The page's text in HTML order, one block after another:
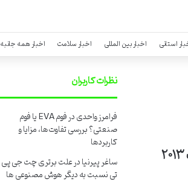
استانی اخبار بین المللی اخبار سلامت اخبار همه جانبه
خلاصه کتاب آموزش حرفه ای پاورپوینت ۲۰۱۳
نظرات کاربران
فرامرز واحدیدر فوم EVA یا فوم
صنعتی؟ بررسی تفاوت‌ها، مزایا و
کاربردها
ساغر پیرنیادرعلت برتری چت جی پی
تی نسبت به دیگر هوش مصنوعی ها